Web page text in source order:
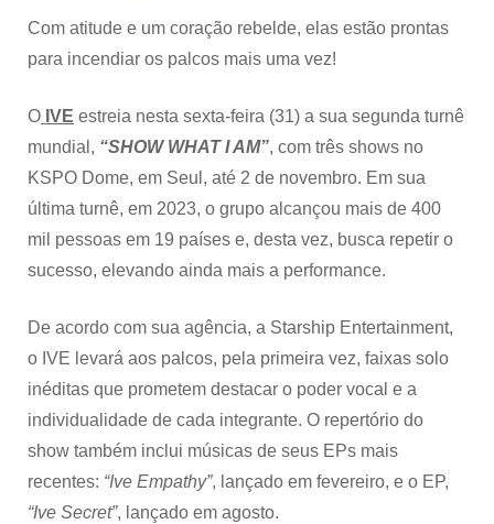
Com atitude e um coração rebelde, elas estão prontas
para incendiar os palcos mais uma vez!
O IVE estreia nesta sexta-feira (31) a sua segunda turnê
mundial, “SHOW WHAT I AM”, com três shows no
KSPO Dome, em Seul, até 2 de novembro. Em sua
última turnê, em 2023, o grupo alcançou mais de 400
mil pessoas em 19 países e, desta vez, busca repetir o
sucesso, elevando ainda mais a performance.
De acordo com sua agência, a Starship Entertainment,
o IVE levará aos palcos, pela primeira vez, faixas solo
inéditas que prometem destacar o poder vocal e a
individualidade de cada integrante. O repertório do
show também inclui músicas de seus EPs mais
recentes: “Ive Empathy”, lançado em fevereiro, e o EP,
“Ive Secret”, lançado em agosto.